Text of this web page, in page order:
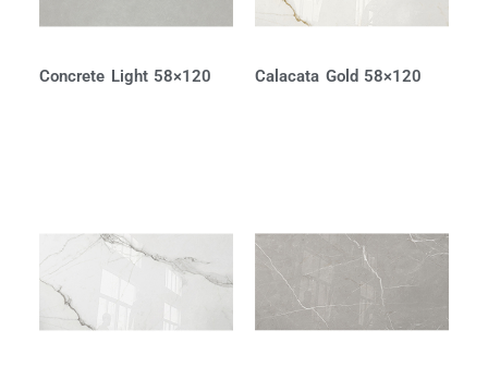
Concrete Light 58×120 Calacata Gold 58×120